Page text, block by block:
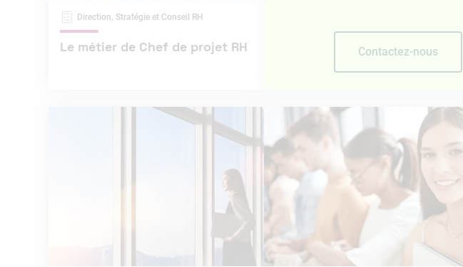
Direction, Stratégie et Conseil RH
Le métier de Chef de projet RH Contactez-nous